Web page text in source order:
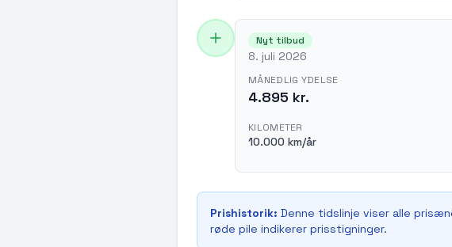
Nyt tilbud
8. juli 2026
MÅNEDLIG YDELSE
4.895 kr.
KILOMETER
10.000 km/år
Prishistorik: Denne tidslinje viser alle
røde pile indikerer prisstigninger.